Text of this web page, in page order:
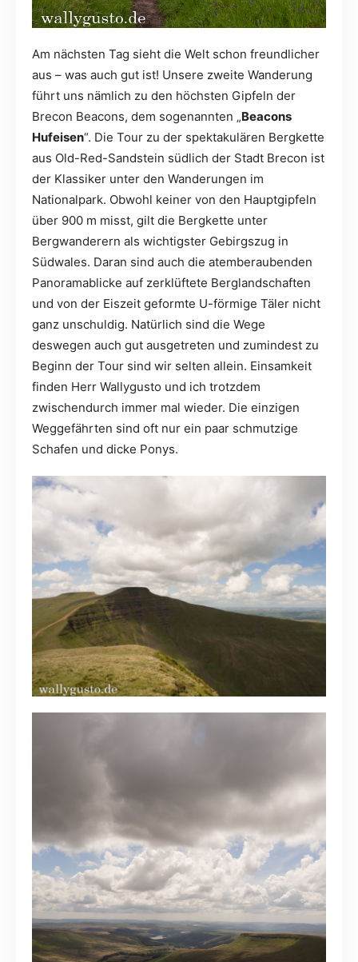
Am nächsten Tag sieht die Welt schon freundlicher
aus – was auch gut ist! Unsere zweite Wanderung
führt uns nämlich zu den höchsten Gipfeln der
Brecon Beacons, dem sogenannten „Beacons
Hufeisen“. Die Tour zu der spektakulären Bergkette
aus Old-Red-Sandstein südlich der Stadt Brecon ist
der Klassiker unter den Wanderungen im
Nationalpark. Obwohl keiner von den Hauptgipfeln
über 900 m misst, gilt die Bergkette unter
Bergwanderern als wichtigster Gebirgszug in
Südwales. Daran sind auch die atemberaubenden
Panoramablicke auf zerklüftete Berglandschaften
und von der Eiszeit geformte U-förmige Täler nicht
ganz unschuldig. Natürlich sind die Wege
deswegen auch gut ausgetreten und zumindest zu
Beginn der Tour sind wir selten allein. Einsamkeit
finden Herr Wallygusto und ich trotzdem
zwischendurch immer mal wieder. Die einzigen
Weggefährten sind oft nur ein paar schmutzige
Schafen und dicke Ponys.